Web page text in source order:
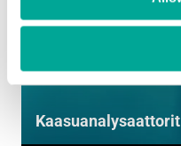
Kaasu­analysaattorit